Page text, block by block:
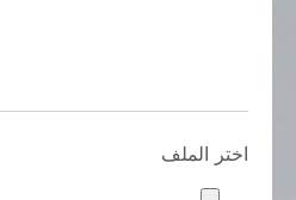
اختر الملف